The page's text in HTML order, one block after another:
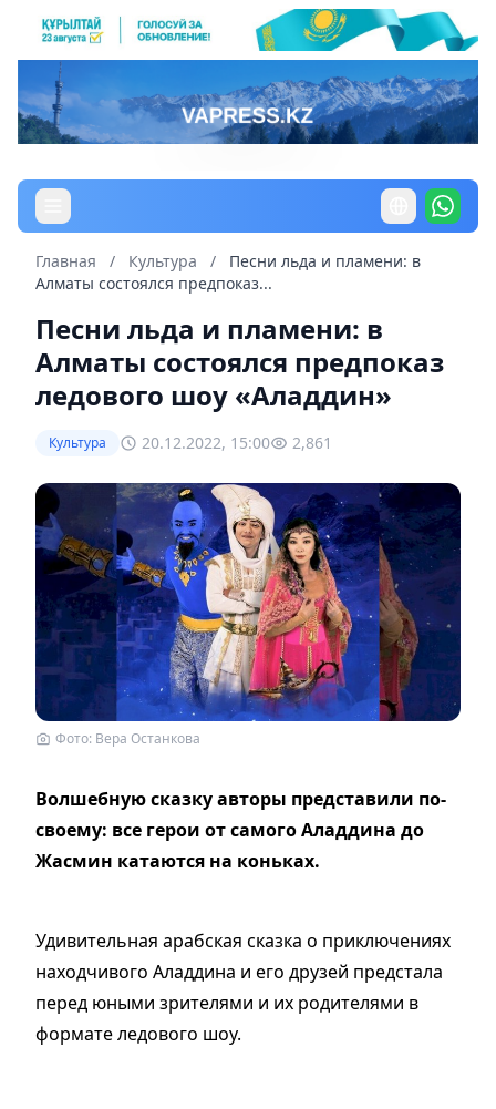
Главная / Культура /
Песни льда и пламени: в
Алматы состоялся предпоказ...
Песни льда и пламени: в
Алматы состоялся предпоказ
ледового шоу «Аладдин»
Культура 20.12.2022, 15:00 2,861
Фото: Вера Останкова
Волшебную сказку авторы представили по-
своему: все герои от самого Аладдина до
Жасмин катаются на коньках.
Удивительная арабская сказка о приключениях
находчивого Аладдина и его друзей предстала
перед юными зрителями и их родителями в
формате ледового шоу.